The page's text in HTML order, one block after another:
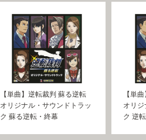
【単曲】逆転裁判 蘇る逆転
オリジナル・サウンドトラッ
ク 蘇る逆転・終幕
【単
オリジ
ク 逆